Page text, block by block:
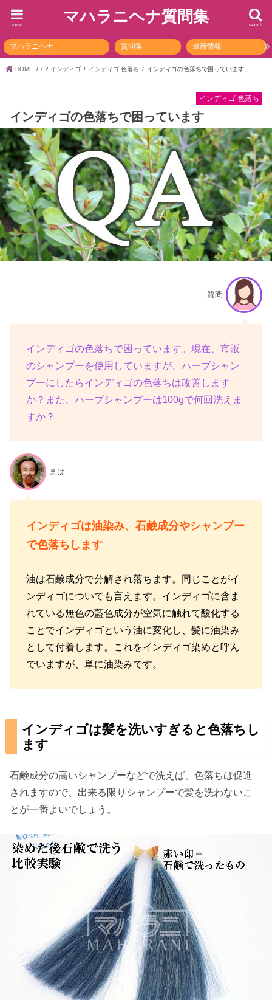
マハラニヘナ質問集 search
menu
マハラニヘナ 質問集 最新情報
HOME 02 インディゴ インディゴ 色落ち インディゴの色落ちで困っています
インディゴ 色落ち
インディゴの色落ちで困っています
質問
インディゴの色落ちで困っています。現在、市販
のシャンプーを使用していますが、ハーブシャン
プーにしたらインディゴの色落ちは改善します
か？また、ハーブシャンプーは100gで何回洗えま
すか？
まは
インディゴは油染み、石鹸成分やシャンプー
で色落ちします
油は石鹸成分で分解され落ちます。同じことがイ
ンディゴについても言えます。インディゴに含ま
れている無色の藍色成分が空気に触れて酸化する
ことでインディゴという油に変化し、髪に油染み
として付着します。これをインディゴ染めと呼ん
でいますが、単に油染みです。
インディゴは髪を洗いすぎると色落ちし
ます
石鹸成分の高いシャンプーなどで洗えば、色落ちは促進
されますので、出来る限りシャンプーで髪を洗わないこ
とが一番よいでしょう。